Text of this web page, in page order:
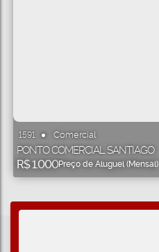
1591 Comercial
R$1.000Preço de Aluguel (Mensal)
PONTO COMERCIAL SANTIAGO